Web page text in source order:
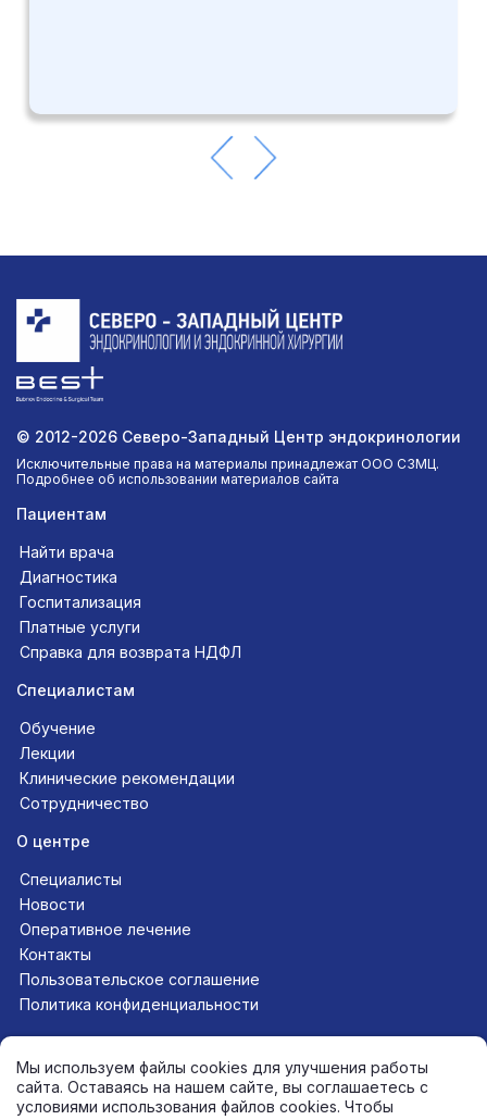
© 2012-2026 Северо-Западный Центр эндокринологии
Исключительные права на материалы принадлежат ООО СЗМЦ.
Подробнее об использовании материалов сайта
Пациентам
Найти врача
Диагностика
Госпитализация
Платные услуги
Справка для возврата НДФЛ
Специалистам
Обучение
Лекции
Клинические рекомендации
Сотрудничество
О центре
Специалисты
Новости
Оперативное лечение
Контакты
Пользовательское соглашение
Политика конфиденциальности
Следите за нами в соцсетях
Мы используем файлы cookies для улучшения работы
сайта. Оставаясь на нашем сайте, вы соглашаетесь с
условиями использования файлов cookies. Чтобы